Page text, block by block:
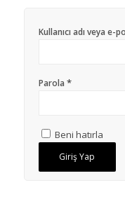
Kullanıcı adı veya e-
Parola *
Beni hatırla
Giriş Yap